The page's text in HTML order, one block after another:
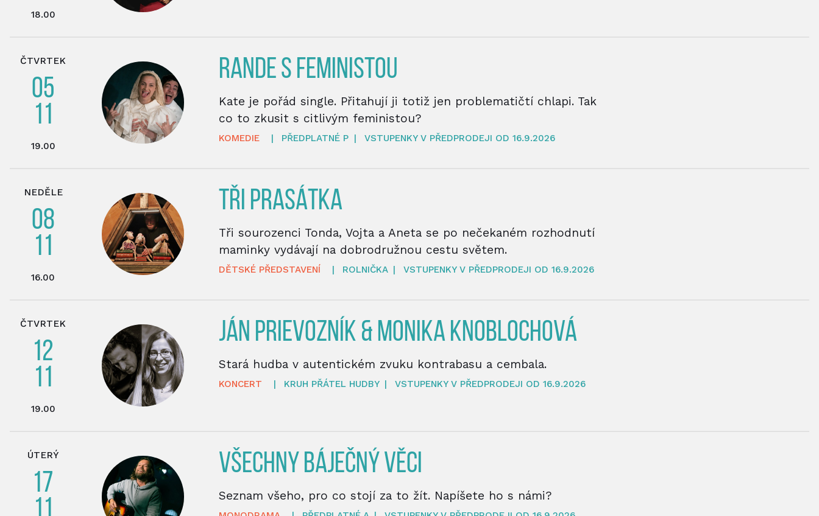
18.00
ČTVRTEK
05
11
19.00
RANDE S FEMINISTOU
Kate je pořád single. Přitahují ji totiž jen problematičtí chlapi. Tak
co to zkusit s citlivým feministou?
KOMEDIE | PŘEDPLATNÉ P | VSTUPENKY V PŘEDPRODEJI OD 16.9.2026
NEDĚLE
08
11
16.00
TŘI PRASÁTKA
Tři sourozenci Tonda, Vojta a Aneta se po nečekaném rozhodnutí
maminky vydávají na dobrodružnou cestu světem.
DĚTSKÉ PŘEDSTAVENÍ | ROLNIČKA | VSTUPENKY V PŘEDPRODEJI OD 16.9.2026
ČTVRTEK
12
11
19.00
JÁN PRIEVOZNÍK & MONIKA KNOBLOCHOVÁ
Stará hudba v autentickém zvuku kontrabasu a cembala.
KONCERT | KRUH PŘÁTEL HUDBY | VSTUPENKY V PŘEDPRODEJI OD 16.9.2026
ÚTERÝ
17
VŠECHNY BÁJEČNÝ VĚCI
Seznam všeho, pro co stojí za to žít. Napíšete ho s námi?